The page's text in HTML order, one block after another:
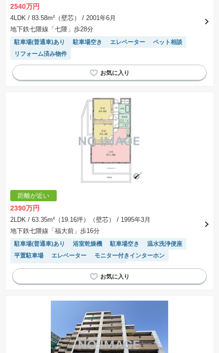
2540万円
4LDK / 83.58m²（壁芯）
/ 2001年6月
地下鉄七隈線「七隈」歩28分
駐車場(普通車)あり 駐車場空き エレベーター
ペット相談
リフォーム済み物件
距離が近い
2390万円
2LDK / 63.35m²（19.16坪）（壁芯）
/ 1995年3月
地下鉄七隈線「福大前」歩16分
駐車場(普通車)あり 浴室乾燥機 駐車場空き
温水洗浄便座
平置駐車場
エレベーター
モニター付きインターホン
リフォーム済み物件
システムキッチン